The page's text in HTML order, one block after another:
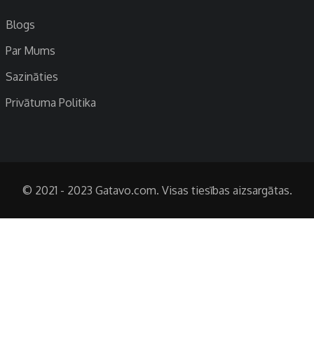
Blogs
Par Mums
Sazināties
Privātuma Politika
© 2021 - 2023 Gatavo.com. Visas tiesības aizsargātas.